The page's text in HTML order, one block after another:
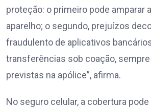
proteção: o primeiro pode amparar
aparelho; o segundo, prejuízos
fraudulento de aplicativos
transferências sob coação,
previstas na apólice”, afirma.
No seguro celular, a cobertura